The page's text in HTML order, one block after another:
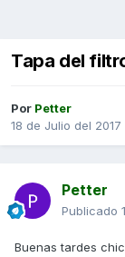
Tapa del
Por Petter
18 de Julio del 2017
Petter
Publicado
Buenas tardes